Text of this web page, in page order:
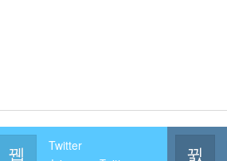
Twitter